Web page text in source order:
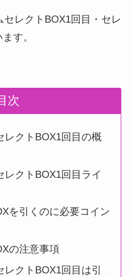
レクトBOX1回目・セレ
す。
次
レクトBOX1回目の概
レクトBOX1回目ライ
を引くのに必要コイン
の注意事項
クトBOX1回目は引